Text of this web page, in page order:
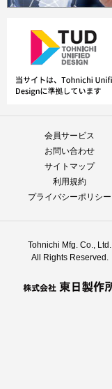
会員サービス
お問い合わせ
サイトマップ
利用規約
プライバシーポリシー
Tohnichi Mfg. Co., Ltd.
All Rights Reserved.